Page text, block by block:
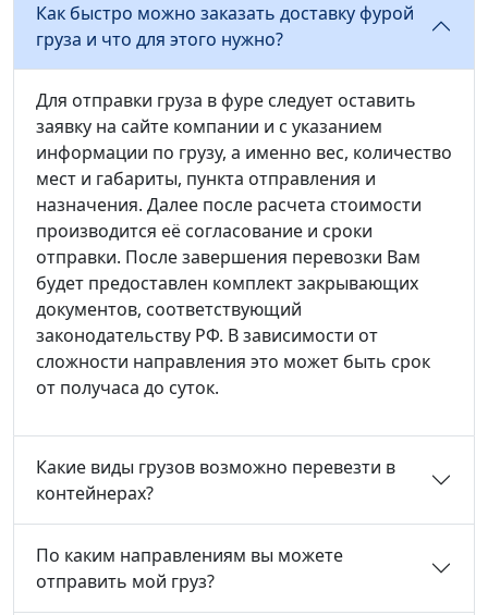
Как быстро можно заказать доставку фурой
груза и что для этого нужно?
Для отправки груза в фуре следует оставить
заявку на сайте компании и с указанием
информации по грузу, а именно вес, количество
мест и габариты, пункта отправления и
назначения. Далее после расчета стоимости
производится её согласование и сроки
отправки. После завершения перевозки Вам
будет предоставлен комплект закрывающих
документов, соответствующий
законодательству РФ. В зависимости от
сложности направления это может быть срок
от получаса до суток.
Какие виды грузов возможно перевезти в
контейнерах?
По каким направлениям вы можете
отправить мой груз?